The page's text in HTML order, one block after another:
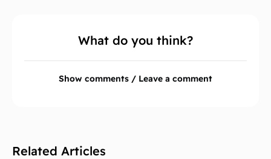
What do you think?
Show comments / Leave a comment
Related Articles